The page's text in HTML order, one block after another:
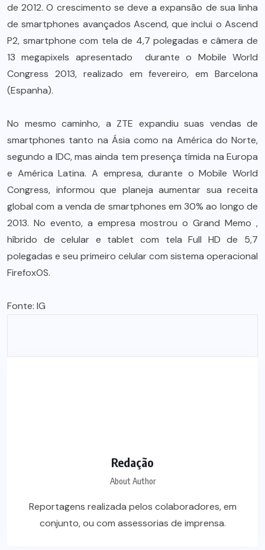
de 2012. O crescimento se deve a expansão de sua linha
de smartphones avançados Ascend, que inclui o Ascend
P2, smartphone com tela de 4,7 polegadas e câmera de
13 megapixels apresentado durante o Mobile World
Congress 2013, realizado em fevereiro, em Barcelona
(Espanha).
No mesmo caminho, a ZTE expandiu suas vendas de
smartphones tanto na Ásia como na América do Norte,
segundo a IDC, mas ainda tem presença tímida na Europa
e América Latina. A empresa, durante o Mobile World
Congress, informou que planeja aumentar sua receita
global com a venda de smartphones em 30% ao longo de
2013. No evento, a empresa mostrou o Grand Memo ,
híbrido de celular e tablet com tela Full HD de 5,7
polegadas e seu primeiro celular com sistema operacional
FirefoxOS.
Fonte: IG
Redação
About Author
Reportagens realizada pelos colaboradores, em
conjunto, ou com assessorias de imprensa.